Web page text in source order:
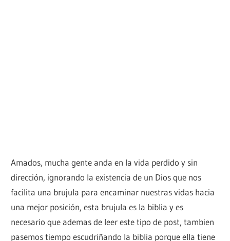
Amados, mucha gente anda en la vida perdido y sin
dirección, ignorando la existencia de un Dios que nos
facilita una brujula para encaminar nuestras vidas hacia
una mejor posición, esta brujula es la biblia y es
necesario que ademas de leer este tipo de post, tambien
pasemos tiempo escudriñando la biblia porque ella tiene